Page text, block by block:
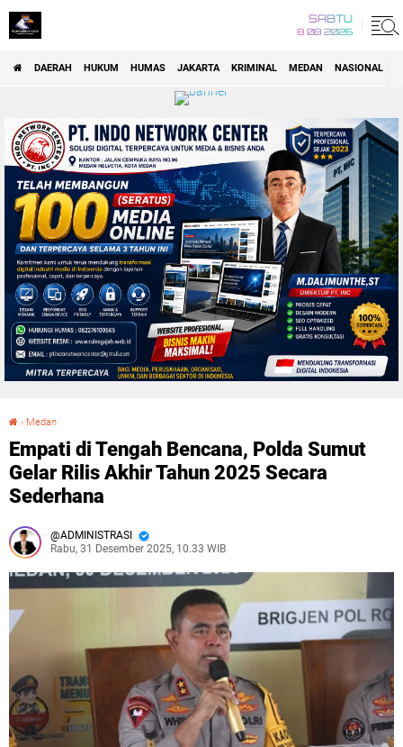
SABTU
8 08 2026
DAERAH HUKUM HUMAS JAKARTA KRIMINAL MEDAN NASIONAL
› Medan
Empati di Tengah Bencana, Polda Sumut
Gelar Rilis Akhir Tahun 2025 Secara
Sederhana
ADMINISTRASI
Rabu, 31 Desember 2025, 10.33 WIB